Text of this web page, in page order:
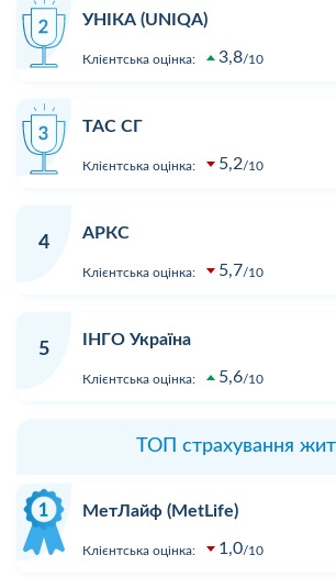
УНІКА (UNIQA)
Клієнтська оцінка: 3,8 10
ТАС СГ
Клієнтська оцінка: 5,2 10
4
АРКС
Клієнтська оцінка: 5,7 10
5
ІНГО Україна
Клієнтська оцінка: 5,6 10
ТОП страхування
МетЛайф (MetLife)
Клієнтська оцінка: 1,0 10